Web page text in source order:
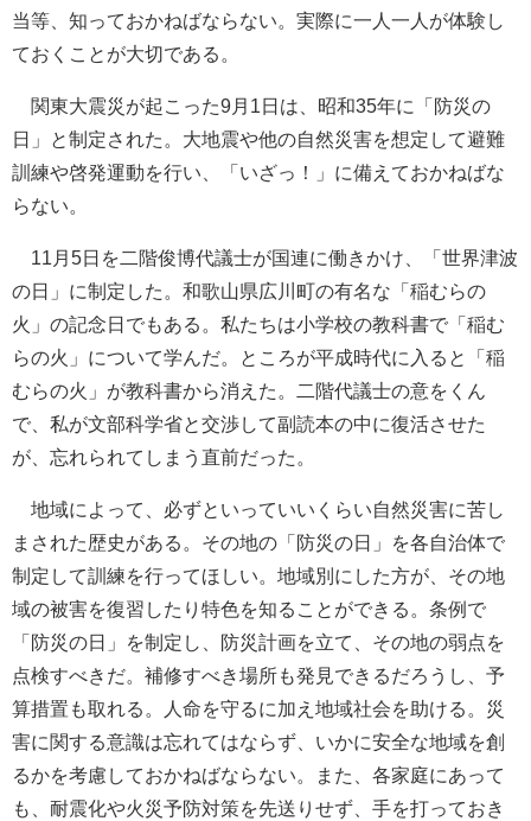
当等、知っておかねばならない。実際に一人一人が体験し
ておくことが大切である。
関東大震災が起こった9月1日は、昭和35年に「防災の
日」と制定された。大地震や他の自然災害を想定して避難
訓練や啓発運動を行い、「いざっ！」に備えておかねばな
らない。
11月5日を二階俊博代議士が国連に働きかけ、「世界津波
の日」に制定した。和歌山県広川町の有名な「稲むらの
火」の記念日でもある。私たちは小学校の教科書で「稲む
らの火」について学んだ。ところが平成時代に入ると「稲
むらの火」が教科書から消えた。二階代議士の意をくん
で、私が文部科学省と交渉して副読本の中に復活させた
が、忘れられてしまう直前だった。
地域によって、必ずといっていいくらい自然災害に苦し
まされた歴史がある。その地の「防災の日」を各自治体で
制定して訓練を行ってほしい。地域別にした方が、その地
域の被害を復習したり特色を知ることができる。条例で
「防災の日」を制定し、防災計画を立て、その地の弱点を
点検すべきだ。補修すべき場所も発見できるだろうし、予
算措置も取れる。人命を守るに加え地域社会を助ける。災
害に関する意識は忘れてはならず、いかに安全な地域を創
るかを考慮しておかねばならない。また、各家庭にあって
も、耐震化や火災予防対策を先送りせず、手を打っておき